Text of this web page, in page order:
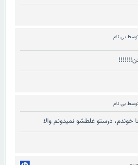
بی نام
بی نام
خوندم، درستو غلطشو نمیدونم والا